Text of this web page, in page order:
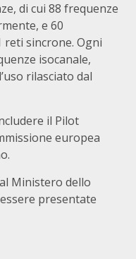
di cui 88 frequenze
e 60
reti sincrone. Ogni
isocanale,
rilasciato dal
il Pilot
europea
Ministero dello
presentate